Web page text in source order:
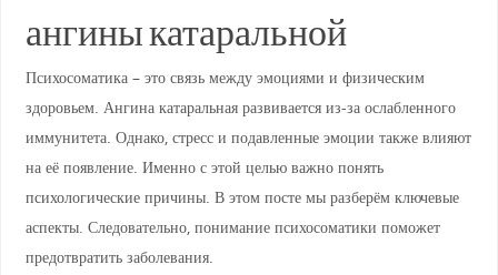
ангины катаральной
Психосоматика – это связь между эмоциями и физическим
здоровьем. Ангина катаральная развивается из-за ослабленного
иммунитета. Однако, стресс и подавленные эмоции также влияют
на её появление. Именно с этой целью важно понять
психологические причины. В этом посте мы разберём ключевые
аспекты. Следовательно, понимание психосоматики поможет
предотвратить заболевания.